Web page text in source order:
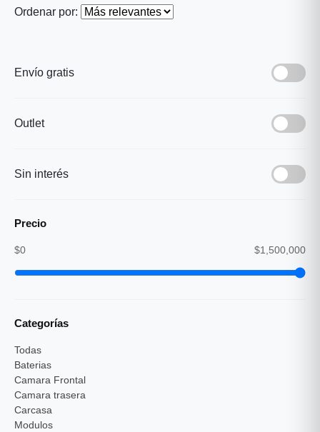
Ordenar por:
Envío gratis
Outlet
Sin interés
Precio
$0 $1,500,000
Categorías
Todas
Baterias
Camara Frontal
Camara trasera
Carcasa
Modulos